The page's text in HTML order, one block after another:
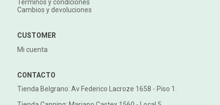
Términos y condiciones
Cambios y devoluciones
CUSTOMER
Mi cuenta
CONTACTO
Tienda Belgrano: Av Federico Lacroze 1658 - Piso 1.